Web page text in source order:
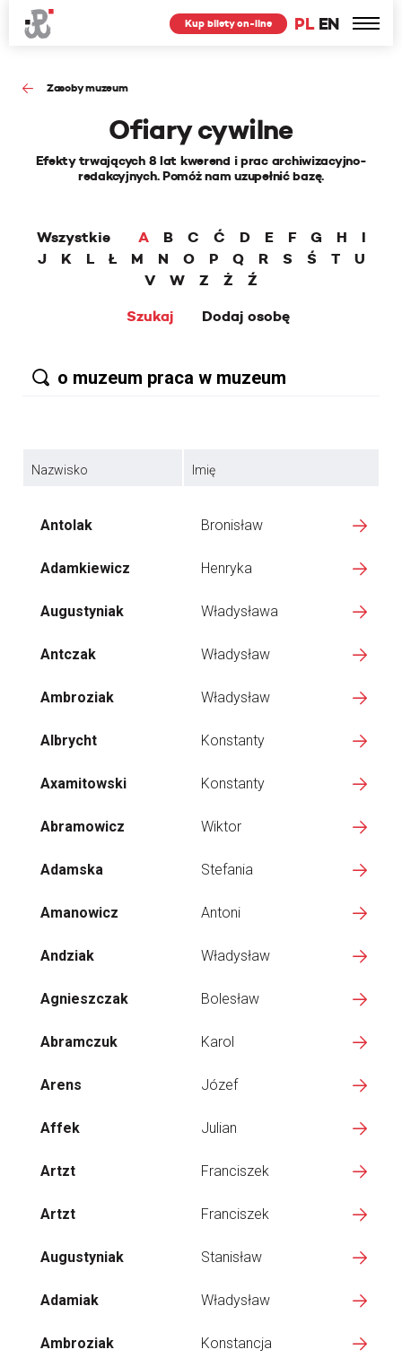
PL EN
Kup bilety on-line
Zasoby muzeum
Ofiary cywilne
Efekty trwających 8 lat kwerend i prac archiwizacyjno-
redakcyjnych. Pomóż nam uzupełnić bazę.
Wszystkie A B C Ć D E F G H
I
J
K L Ł M N O P Q R S Ś T
U
V
W Z Ż
Ź
Szukaj
Dodaj osobę
Nazwisko Imię
Antolak Bronisław
Adamkiewicz Henryka
Augustyniak Władysława
Antczak Władysław
Ambroziak Władysław
Albrycht Konstanty
Axamitowski Konstanty
Abramowicz Wiktor
Adamska Stefania
Amanowicz Antoni
Andziak Władysław
Agnieszczak Bolesław
Abramczuk Karol
Arens Józef
Affek Julian
Artzt Franciszek
Artzt Franciszek
Augustyniak Stanisław
Adamiak Władysław
Ambroziak Konstancja